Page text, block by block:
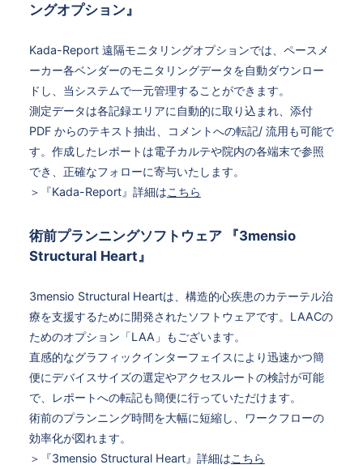
ングオプション』
Kada-Report 遠隔モニタリングオプションでは、ペースメ
ーカー各ベンダーのモニタリングデータを自動ダウンロー
ドし、当システムで一元管理することができます。
測定データは各記録エリアに自動的に取り込まれ、添付
PDF からのテキスト抽出、コメントへの転記/ 流用も可能で
す。作成したレポートは電子カルテや院内の各端末で参照
でき、正確なフォローに寄与いたします。
＞『Kada-Report』詳細はこちら
術前プランニングソフトウェア 『3mensio
Structural Heart』
3mensio Structural Heartは、構造的心疾患のカテーテル治
療を支援するために開発されたソフトウェアです。LAACの
ためのオプション「LAA」もございます。
直感的なグラフィックインターフェイスにより迅速かつ簡
便にデバイスサイズの選定やアクセスルートの検討が可能
で、レポートへの転記も簡便に行っていただけます。
術前のプランニング時間を大幅に短縮し、ワークフローの
効率化が図れます。
＞『3mensio Structural Heart』詳細はこちら